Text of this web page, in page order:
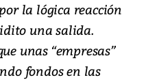
la lógica reacción
una salida.
unas “empresas”
fondos en las